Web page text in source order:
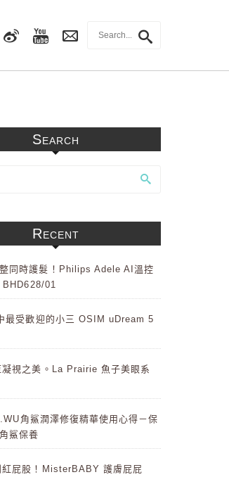
Search
Recent
整同時護髮！Philips Adele AI溫控
BHD628/01
最受歡迎的小三 OSIM uDream 5
視之美。La Prairie 魚子美眼系
角鯊潤澤修復精華使用心得－保
鯊保養
紅屁股！MisterBABY 護膚屁屁